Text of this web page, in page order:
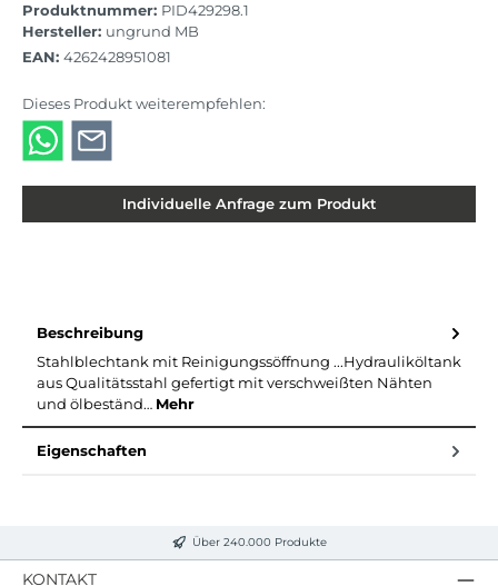
Produktnummer: PID429298.1
Hersteller: ungrund MB
EAN: 4262428951081
Dieses Produkt weiterempfehlen:
Individuelle Anfrage zum Produkt
Beschreibung
Stahlblechtank mit Reinigungssöffnung ...Hydrauliköltank
aus Qualitätsstahl gefertigt mit verschweißten Nähten
und ölbeständ… Mehr
Eigenschaften
Über 240.000 Produkte
KONTAKT